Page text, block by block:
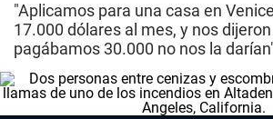
"Aplicamos para una casa en
17.000 dólares al mes, y nos
pagábamos 30.000 no nos la